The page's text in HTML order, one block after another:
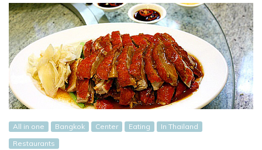
All in one Bangkok Center Eating
In Thailand
Restaurants